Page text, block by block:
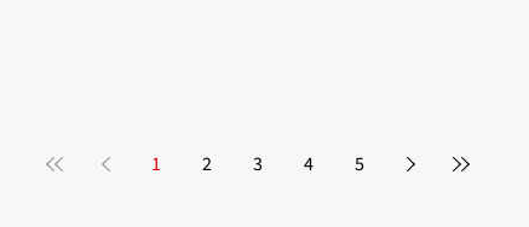
1 2 3 4 5